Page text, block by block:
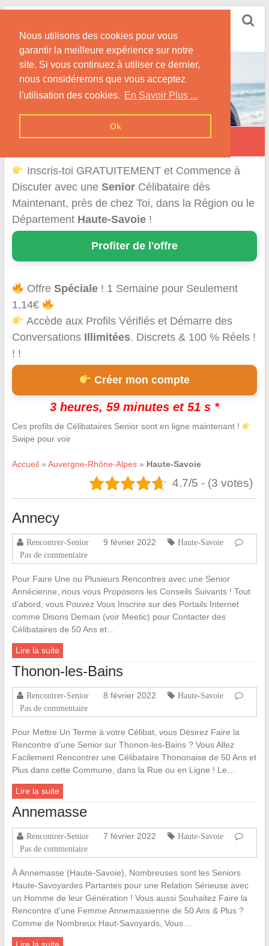
Nous utilisons des cookies pour vous
garantir la meilleure expérience sur notre
site. Si vous continuez à utiliser ce dernier,
nous considérerons que vous acceptez
l'utilisation des cookies. En Savoir Plus ...
Ok
Skip
content
Conseils & Infos pour la Rencontre d'une Senior
Rencontre d'une Senior en Haute-Savoie
Inscris-toi GRATUITEMENT et Commence à
Discuter avec une SeniorCélibataire dès
Maintenant, près de chez Toi, dans la Région ou le
Département Haute-Savoie!
Profiter de l'offre
OffreSpéciale ! 1 Semaine pour Seulement
1,14€
Accède aux Profils Vérifiés et Démarre des
Conversations Illimitées. Discrets & 100 % Réels !
! !
Créer mon compte
3 heures, 59 minutes et 50 s *
Ces profils de Célibataires Senior sont en ligne maintenant !
Swipe pour voir
Accueil» Auvergne-Rhône-Alpes» Haute-Savoie
4.7/5 - (3 votes)
Annecy
Rencontrer-Senior 9 février 2022
Haute-Savoie
Pas de commentaire
Pour Faire Une ou Plusieurs Rencontres avec une Senior
Annécienne, nous vous Proposons les Conseils Suivants ! Tout
d’abord, vous Pouvez Vous Inscrire sur des Portails Internet
comme Disons Demain (voir Meetic) pour Contacter des
Célibataires de 50 Ans et…
Lire la suite
Thonon-les-Bains
Rencontrer-Senior 8 février 2022
Haute-Savoie
Pas de commentaire
Pour Mettre Un Terme à votre Célibat, vous Désirez Faire la
Rencontre d’une Senior sur Thonon-les-Bains ? Vous Allez
Facilement Rencontrer une Célibataire Thononaise de 50 Ans et
Plus dans cette Commune, dans la Rue ou en Ligne ! Le…
Lire la suite
Annemasse
Rencontrer-Senior 7 février 2022
Haute-Savoie
Pas de commentaire
À Annemasse (Haute-Savoie), Nombreuses sont les Seniors
Haute-Savoyardes Partantes pour une Relation Sérieuse avec
un Homme de leur Génération ! Vous aussi Souhaitez Faire la
Rencontre d’une Femme Annemassienne de 50 Ans & Plus ?
Comme de Nombreux Haut-Savoyards, Vous…